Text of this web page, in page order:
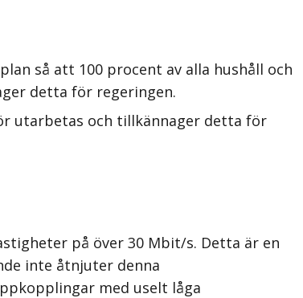
så att 100 procent av alla hushåll och
detta för regeringen.
utarbetas och tillkännager detta för
på över 30 Mbit/s. Detta är en
inte åtnjuter denna
med uselt låga